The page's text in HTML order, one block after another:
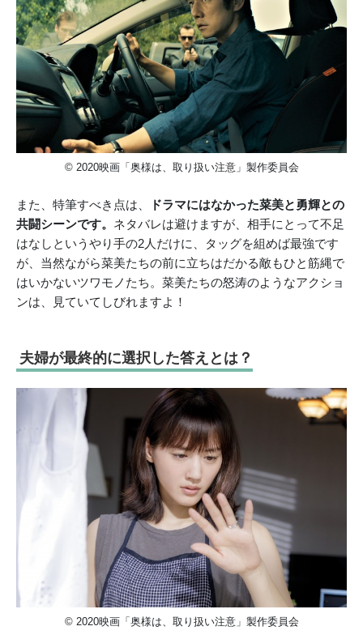
© 2020映画「奥様は、取り扱い注意」製作委員会
また、特筆すべき点は、
ドラマにはなかった菜美と勇輝との
共闘シーンです。 ネタバレは避けますが、相手にとって不足
はなしというやり手の2人だけに、タッグを組めば最強です
が、当然ながら菜美たちの前に立ちはだかる敵もひと筋縄で
はいかないツワモノたち。菜美たちの怒涛のようなアクショ
ンは、見ていてしびれますよ！
夫婦が最終的に選択した答えとは？
© 2020映画「奥様は、取り扱い注意」製作委員会